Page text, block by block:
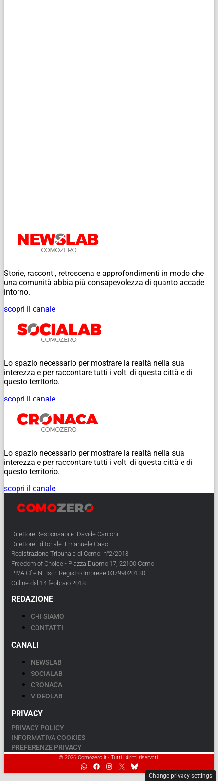
Storie, racconti, retroscena e approfondimenti in modo che
una comunità abbia più consapevolezza di quanto accade
intorno.
scopri il canale
Lo spazio necessario per mostrare la realtà nella sua
interezza e per raccontare tutti i volti di questa città e di
questo territorio.
scopri il canale
Lo spazio necessario per mostrare la realtà nella sua
interezza e per raccontare tutti i volti di questa città e di
questo territorio.
scopri il canale
Direttore Responsabile: Davide Cantoni
Direttore Editoriale: Emanuele Caso
Registrazione Tribunale di Como: n°2/2018
Freedom of Choice - Piazza Duomo 17, 22100 Como
PIVA Cf e N° Iscr. Registro Imprese 03799020130
Online dal 14 febbraio 2018
REDAZIONE
CHI SIAMO
CONTATTI
CANALI
NEWSLAB
SOCIALAB
CRONACA
VIDEOLAB
PRIVACY
PRIVACY POLICY
INFORMATIVA COOKIES
PREFERENZE PRIVACY
© 2026 Comozero.it - Tutti i diritti riservati.
Change privacy settings